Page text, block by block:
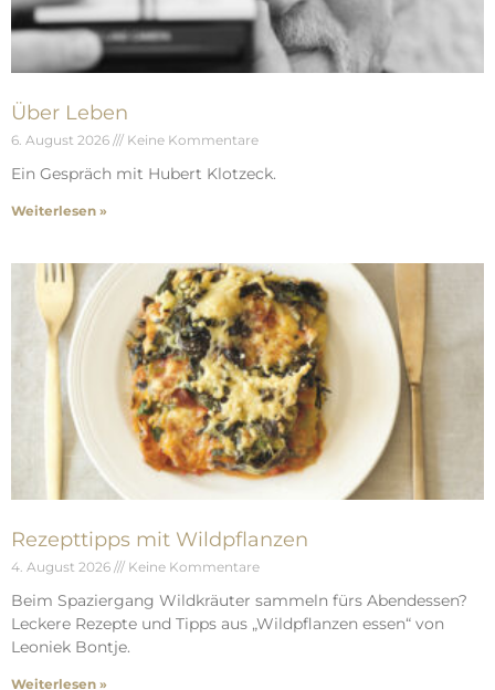
Über Leben
6. August 2026 Keine Kommentare
Ein Gespräch mit Hubert Klotzeck.
Weiterlesen »
Rezepttipps mit Wildpflanzen
4. August 2026 Keine Kommentare
Beim Spaziergang Wildkräuter sammeln fürs Abendessen?
Leckere Rezepte und Tipps aus „Wildpflanzen essen“ von
Leoniek Bontje.
Weiterlesen »